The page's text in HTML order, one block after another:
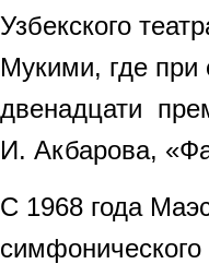
Узбекского
Мукими, где при
двенадцати
И. Акбарова,
С 1968 года